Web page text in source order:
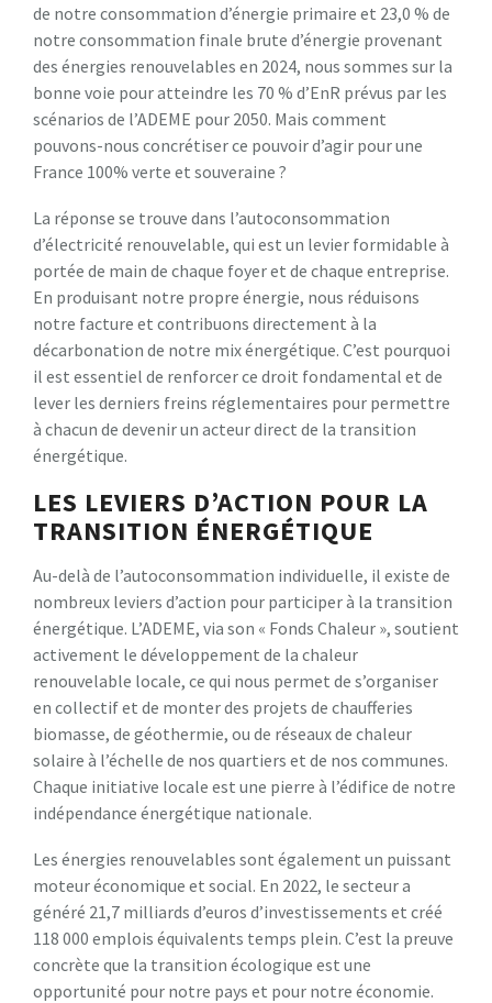
de notre consommation d’énergie primaire et 23,0 % de
notre consommation finale brute d’énergie provenant
des énergies renouvelables en 2024, nous sommes sur la
bonne voie pour atteindre les 70 % d’EnR prévus par les
scénarios de l’ADEME pour 2050. Mais comment
pouvons-nous concrétiser ce pouvoir d’agir pour une
France 100% verte et souveraine ?
La réponse se trouve dans l’autoconsommation
d’électricité renouvelable, qui est un levier formidable à
portée de main de chaque foyer et de chaque entreprise.
En produisant notre propre énergie, nous réduisons
notre facture et contribuons directement à la
décarbonation de notre mix énergétique. C’est pourquoi
il est essentiel de renforcer ce droit fondamental et de
lever les derniers freins réglementaires pour permettre
à chacun de devenir un acteur direct de la transition
énergétique.
LES LEVIERS D’ACTION POUR LA
TRANSITION ÉNERGÉTIQUE
Au-delà de l’autoconsommation individuelle, il existe de
nombreux leviers d’action pour participer à la transition
énergétique. L’ADEME, via son « Fonds Chaleur », soutient
activement le développement de la chaleur
renouvelable locale, ce qui nous permet de s’organiser
en collectif et de monter des projets de chaufferies
biomasse, de géothermie, ou de réseaux de chaleur
solaire à l’échelle de nos quartiers et de nos communes.
Chaque initiative locale est une pierre à l’édifice de notre
indépendance énergétique nationale.
Les énergies renouvelables sont également un puissant
moteur économique et social. En 2022, le secteur a
généré 21,7 milliards d’euros d’investissements et créé
118 000 emplois équivalents temps plein. C’est la preuve
concrète que la transition écologique est une
opportunité pour notre pays et pour notre économie.